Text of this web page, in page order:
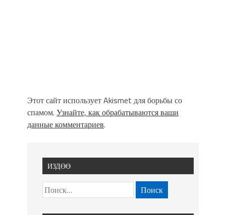
Этот сайт использует Akismet для борьбы со
спамом. Узнайте, как обрабатываются ваши
данные комментариев.
ИЗДӨӨ